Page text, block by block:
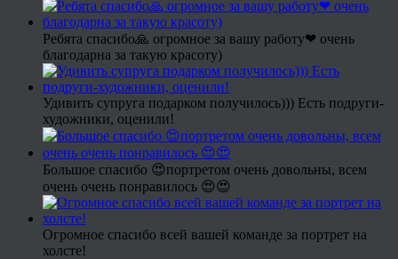
Ребята спасибо🙏 огромное за вашу работу❤ очень
благодарна за такую красоту)
Удивить супруга подарком получилось))) Есть подруги-
художники, оценили!
Большое спасибо 😍портретом очень довольны, всем
очень очень понравилось 😍😍
Огромное спасибо всей вашей команде за портрет на
холсте!